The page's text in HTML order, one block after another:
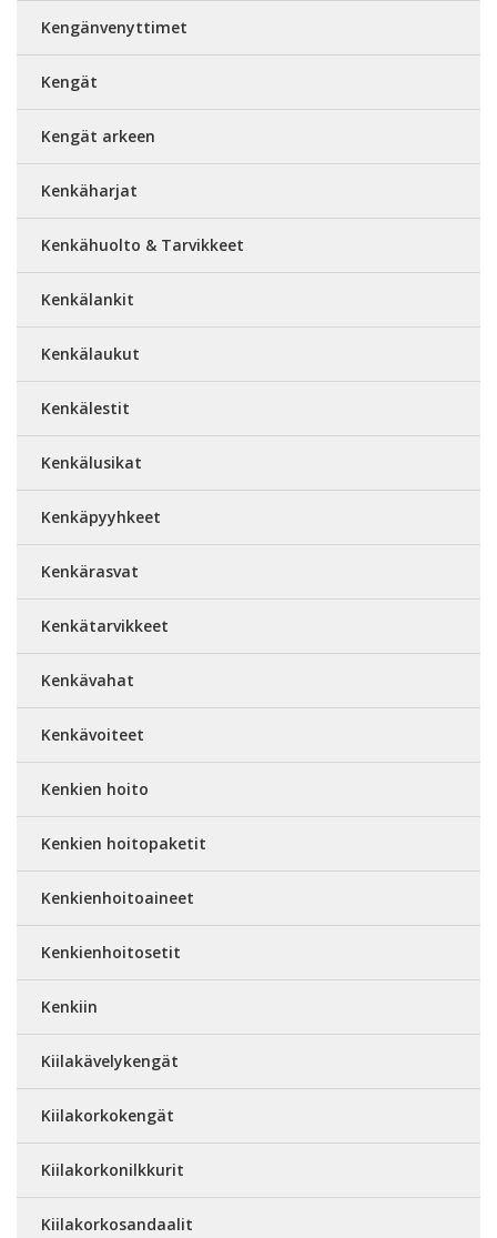
Kengänvenyttimet
Kengät
Kengät arkeen
Kenkäharjat
Kenkähuolto & Tarvikkeet
Kenkälankit
Kenkälaukut
Kenkälestit
Kenkälusikat
Kenkäpyyhkeet
Kenkärasvat
Kenkätarvikkeet
Kenkävahat
Kenkävoiteet
Kenkien hoito
Kenkien hoitopaketit
Kenkienhoitoaineet
Kenkienhoitosetit
Kenkiin
Kiilakävelykengät
Kiilakorkokengät
Kiilakorkonilkkurit
Kiilakorkosandaalit